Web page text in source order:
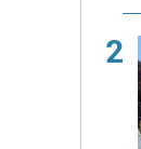
2